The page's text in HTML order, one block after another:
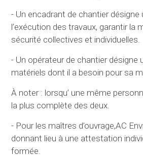
- Un encadrant de chantier
l’exécution des travaux, garantir
sécurité collectives et individuelles.
- Un opérateur de chantier
matériels dont il a besoin pour sa
À noter : lorsqu’ une même
la plus complète des deux.
- Pour les maîtres d’ouvrage,AC
donnant lieu à une attestation
formée.